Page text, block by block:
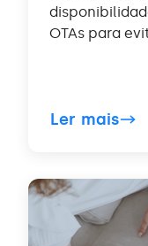
OTAs para
Ler mais